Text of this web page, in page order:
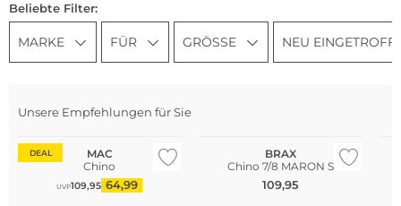
Beliebte Filter:
MARKE FÜR GRÖSSE NEU
Unsere Empfehlungen für Sie
DEAL
Große Größen
MAC
Chino
UVP109,95 64,99
BRAX
Chino 7/8 MARON S
109,95